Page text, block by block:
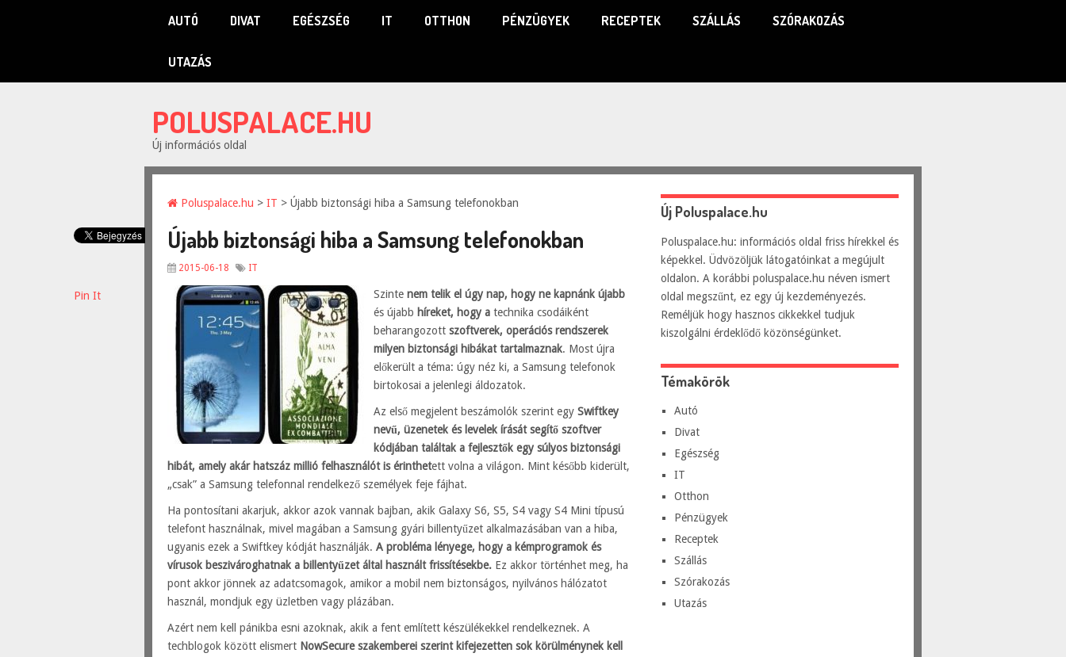
AUTÓ DIVAT EGÉSZSÉG IT OTTHON PÉNZÜGYEK RECEPTEK SZÁLLÁS SZÓRAKOZÁS
UTAZÁS
POLUSPALACE.HU
Új információs oldal
Poluspalace.hu >IT > Újabb biztonsági hiba a Samsung telefonokban
Újabb biztonsági hiba a Samsung telefonokban
2015-06-18 IT
Szintenem telik el úgy nap, hogy ne kapnánk újabb
és újabb híreket, hogy a technika csodáiként
beharangozottszoftverek, operációs rendszerek
milyen biztonsági hibákat tartalmaznak. Most újra
előkerült a téma: úgy néz ki, a Samsung telefonok
birtokosai a jelenlegi áldozatok.
Az első megjelent beszámolók szerint egySwiftkey
nevű, üzenetek és levelek írását segítő szoftver
kódjában találtak a fejlesztők egy súlyos biztonsági
hibát, amely akár hatszáz millió felhasználót is érinthetett volna a világon. Mint később kiderült,
„csak” a Samsung telefonnal rendelkező személyek feje fájhat.
Ha pontosítani akarjuk, akkor azok vannak bajban, akik Galaxy S6, S5, S4 vagy S4 Mini típusú
telefont használnak, mivel magában a Samsung gyári billentyűzet alkalmazásában van a hiba,
ugyanis ezek a Swiftkey kódját használják.A probléma lényege, hogy a kémprogramok és
vírusok beszivároghatnak a billentyűzet által használt frissítésekbe. Ez akkor történhet meg, ha
pont akkor jönnek az adatcsomagok, amikor a mobil nem biztonságos, nyilvános hálózatot
használ, mondjuk egy üzletben vagy plázában.
Azért nem kell pánikba esni azoknak, akik a fent említett készülékekkel rendelkeznek. A
techblogok között elismert NowSecure szakemberei szerint kifejezetten sok körülménynek kell
Pin It
Új Poluspalace.hu
Poluspalace.hu: információs oldal friss hírekkel és
képekkel. Üdvözöljük látogatóinkat a megújult
oldalon. A korábbi poluspalace.hu néven ismert
oldal megszűnt, ez egy új kezdeményezés.
Reméljük hogy hasznos cikkekkel tudjuk
kiszolgálni érdeklődő közönségünket.
Témakörök
Autó
Divat
Egészség
IT
Otthon
Pénzügyek
Receptek
Szállás
Szórakozás
Utazás